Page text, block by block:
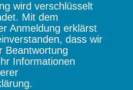
wird verschlüsselt
Mit dem
Anmeldung erklärst
dass wir
Beantwortung
Informationen